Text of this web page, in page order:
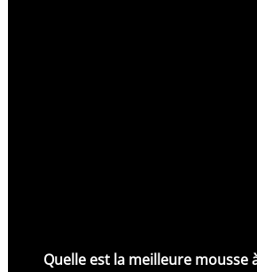
Quelle est la meilleure mousse